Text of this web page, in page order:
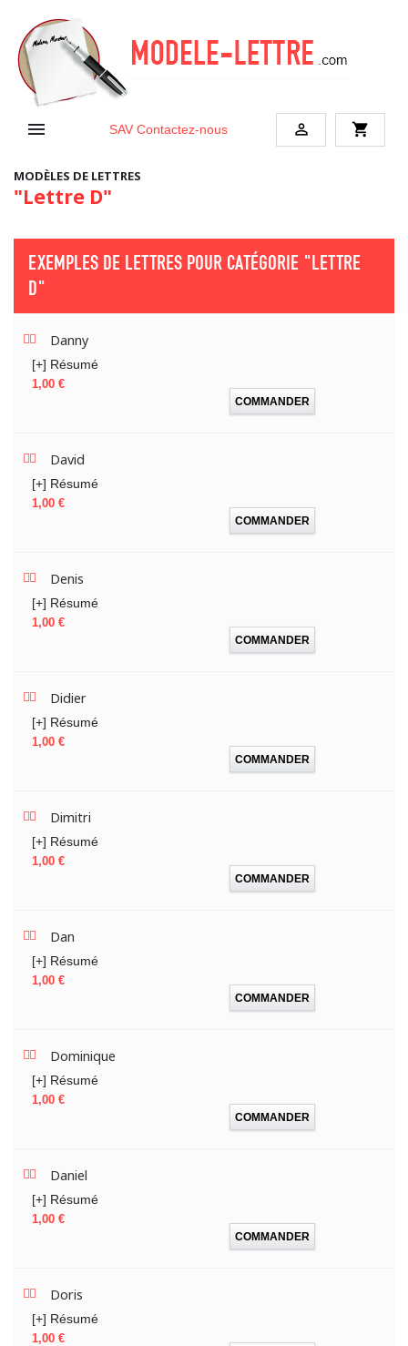
 SAV Contactez-nous  shopping_cart
MODÈLES DE LETTRES
"Lettre D"
EXEMPLES DE LETTRES POUR CATÉGORIE "LETTRE
D"
Danny
[+] Résumé
Prix
1,00 €
COMMANDER
David
[+] Résumé
Prix
1,00 €
COMMANDER
Denis
[+] Résumé
Prix
1,00 €
COMMANDER
Didier
[+] Résumé
Prix
1,00 €
COMMANDER
Dimitri
[+] Résumé
Prix
1,00 €
COMMANDER
Dan
[+] Résumé
Prix
1,00 €
COMMANDER
Dominique
[+] Résumé
Prix
1,00 €
COMMANDER
Daniel
[+] Résumé
Prix
1,00 €
COMMANDER
Doris
[+] Résumé
Prix
1,00 €